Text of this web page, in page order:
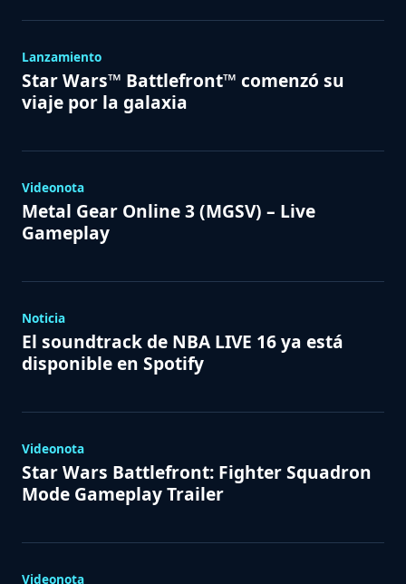
Lanzamiento
Star Wars™ Battlefront™ comenzó su
viaje por la galaxia
Videonota
Metal Gear Online 3 (MGSV) – Live
Gameplay
Noticia
El soundtrack de NBA LIVE 16 ya está
disponible en Spotify
Videonota
Star Wars Battlefront: Fighter Squadron
Mode Gameplay Trailer
Videonota